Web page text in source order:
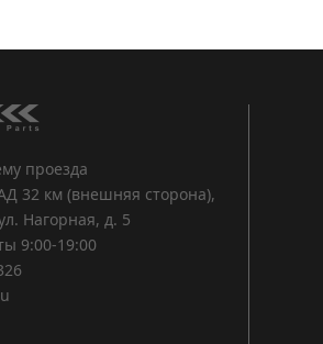
проезда
32 км (внешняя сторона),
Нагорная, д. 5
9:00-19:00